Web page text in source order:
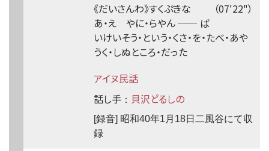
（07'22"）
《だいさんわ》すくぷきな
あ・え やに・らやん── ば
いけいそう・という・くさ・を・たべ・あや
うく・しぬところ・だった
アイヌ民話
話し手 ： 貝沢と゚るしの
[録音] 昭和40年1月18日二風谷にて収
録